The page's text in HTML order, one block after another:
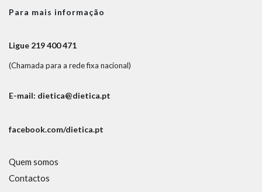
Para mais informação
Ligue 219 400 471
(Chamada para a rede fixa nacional)
E-mail: dietica@dietica.pt
facebook.com/dietica.pt
Quem somos
Contactos